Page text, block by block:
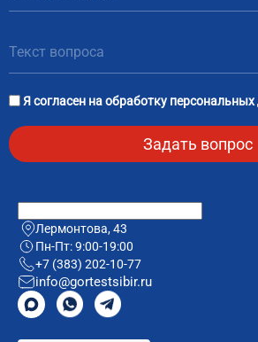
Я согласен наобработку
Лермонтова, 43
Пн-Пт: 9:00-19:00
+7 (383) 202-10-77
info@gortestsibir.ru